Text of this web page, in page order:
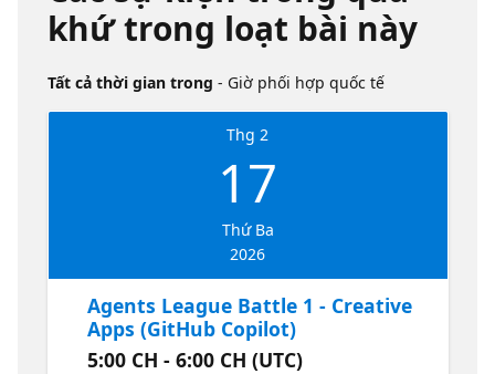
khứ trong loạt bài này
Tất cả thời gian trong - Giờ phối hợp quốc tế
Thg 2
17
Thứ Ba
2026
Agents League Battle 1 - Creative
Apps (GitHub Copilot)
5:00 CH - 6:00 CH (UTC)